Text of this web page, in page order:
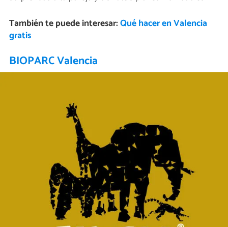
También te puede interesar:Qué hacer en Valencia
gratis
BIOPARC Valencia